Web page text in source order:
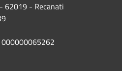
62019 - Recanati
000000065262